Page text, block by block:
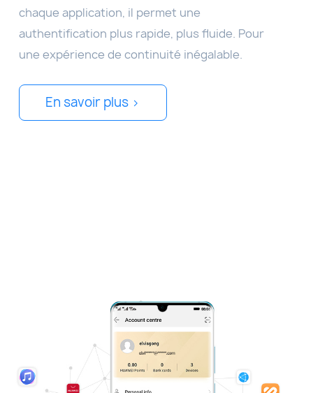
chaque application, il permet une
authentification plus rapide, plus fluide. Pour
une expérience de continuité inégalable.
En savoir plus >